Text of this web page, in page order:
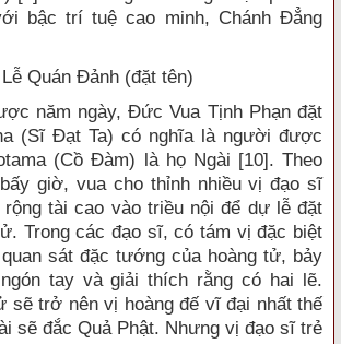
bậc trí tuệ cao minh, Chánh Đẳng
Lễ Quán Đảnh (đặt tên)
năm ngày, Đức Vua Tịnh Phạn đặt
(Sĩ Đạt Ta) có nghĩa là người được
(Cồ Đàm) là họ Ngài [10]. Theo
giờ, vua cho thỉnh nhiều vị đạo sĩ
rộng tài cao vào triều nội để dự lễ đặt
Trong các đạo sĩ, có tám vị đặc biệt
sát đặc tướng của hoàng tử, bảy
tay và giải thích rằng có hai lẽ.
sẽ trở nên vị hoàng đế vĩ đại nhất thế
sẽ đắc Quả Phật. Nhưng vị đạo sĩ trẻ